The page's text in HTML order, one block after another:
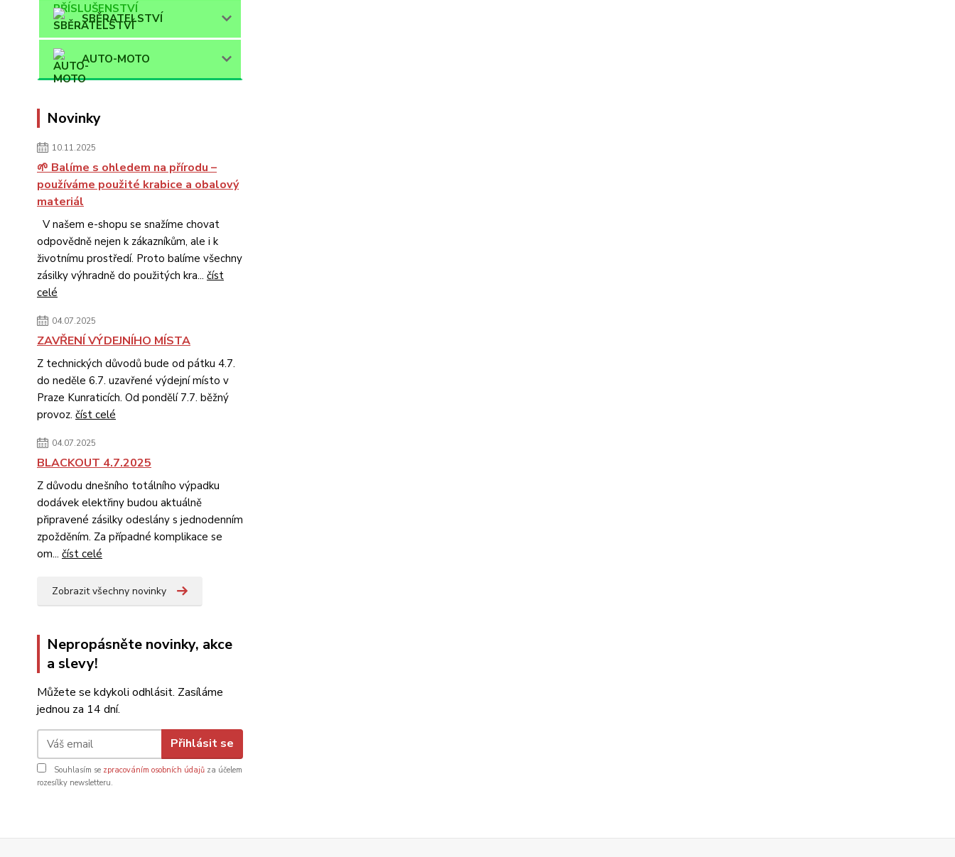
SBĚRATELSTVÍ
AUTO-MOTO
Novinky
10.11.2025
🌱 Balíme s ohledem na přírodu –
používáme použité krabice a obalový
materiál
V našem e-shopu se snažíme chovat
odpovědně nejen k zákazníkům, ale i k
životnímu prostředí. Proto balíme všechny
zásilky výhradně do použitých kra... číst
celé
04.07.2025
ZAVŘENÍ VÝDEJNÍHO MÍSTA
Z technických důvodů bude od pátku 4.7.
do neděle 6.7. uzavřené výdejní místo v
Praze Kunraticích. Od pondělí 7.7. běžný
provoz. číst celé
04.07.2025
BLACKOUT 4.7.2025
Z důvodu dnešního totálního výpadku
dodávek elektřiny budou aktuálně
připravené zásilky odeslány s jednodenním
zpožděním. Za případné komplikace se
om... číst celé
Zobrazit všechny novinky
Nepropásněte novinky, akce
a slevy!
Můžete se kdykoli odhlásit. Zasíláme
jednou za 14 dní.
Přihlásit se
Souhlasím se zpracováním osobních údajů za účelem
rozesílky newsletteru.